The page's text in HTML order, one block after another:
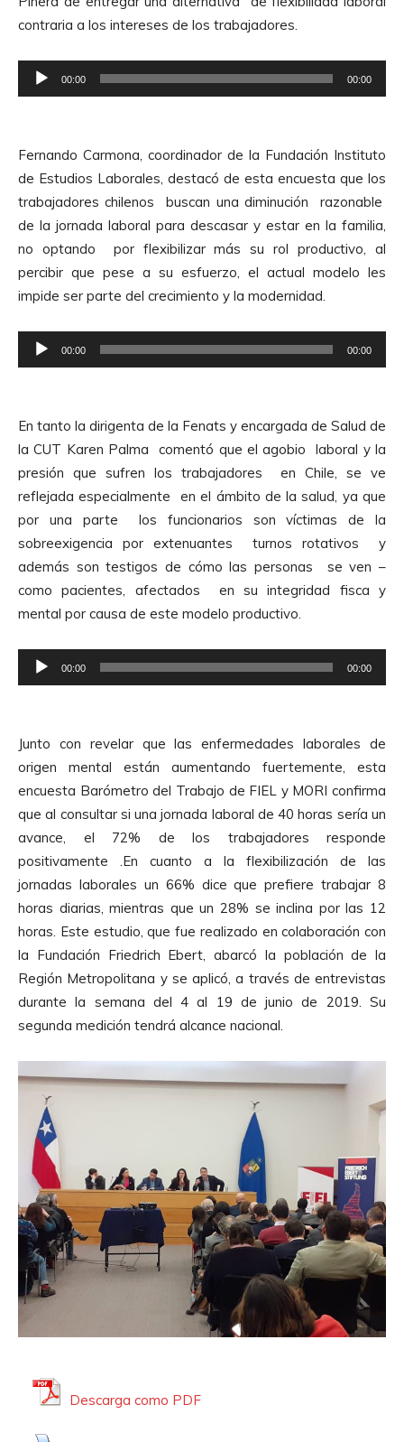
contraria a los intereses de los trabajadores.
e
o
d
u
c
t
o
r
d
d
i
o
00:00 00:00
Fernando Carmona, coordinador de la Fundación Instituto
de Estudios Laborales, destacó de esta encuesta que los
trabajadores chilenos buscan una diminución razonable
de la jornada laboral para descasar y estar en la familia,
no optando por flexibilizar más su rol productivo, al
percibir que pese a su esfuerzo, el actual modelo les
impide ser parte del crecimiento y la modernidad.
e
o
d
u
c
t
o
r
d
e
A
o
00:00 00:00
En tanto la dirigenta de la Fenats y encargada de Salud de
la CUT Karen Palma comentó que el agobio laboral y la
presión que sufren los trabajadores en Chile, se ve
reflejada especialmente en el ámbito de la salud, ya que
por una parte los funcionarios son víctimas de la
sobreexigencia por extenuantes turnos rotativos y
además son testigos de cómo las personas se ven –
como pacientes, afectados en su integridad fisca y
mental por causa de este modelo productivo.
e
o
d
u
c
t
o
r
d
e
A
u
d
i
o
00:00 00:00
Junto con revelar que las enfermedades laborales de
origen mental están aumentando fuertemente, esta
encuesta Barómetro del Trabajo de FIEL y MORI confirma
que al consultar si una jornada laboral de 40 horas sería un
avance, el 72% de los trabajadores responde
positivamente .En cuanto a la flexibilización de las
jornadas laborales un 66% dice que prefiere trabajar 8
horas diarias, mientras que un 28% se inclina por las 12
horas. Este estudio, que fue realizado en colaboración con
la Fundación Friedrich Ebert, abarcó la población de la
Región Metropolitana y se aplicó, a través de entrevistas
durante la semana del 4 al 19 de junio de 2019. Su
segunda medición tendrá alcance nacional.
Descarga como PDF